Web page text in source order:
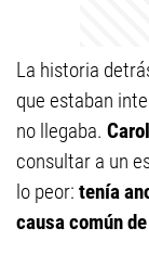
La historia
que estaban
no llegaba.
consultar a un
lo peor: tenía
causa común